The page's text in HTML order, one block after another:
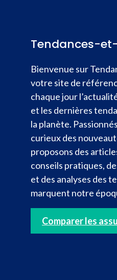
Tendances-
Bienvenue sur
votre site de
chaque jour
et les dernières
la planète.
curieux des
proposons des
conseils pratiques,
et des analyses des
marquent notre
Comparer les